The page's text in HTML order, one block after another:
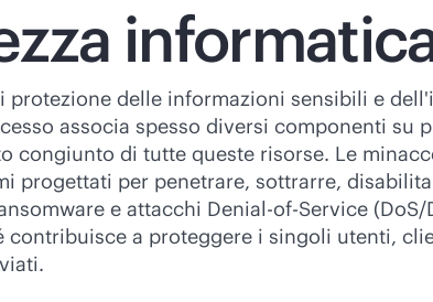
Il carrello è
Vai al negozio HPE per sfogliare,
Acquista ora
protezione delle informazioni sensibili e
associa spesso diversi componenti
congiunto di tutte queste risorse. Le
progettati per penetrare, sottrarre,
e attacchi Denial-of-Service
contribuisce a proteggere i singoli utenti,